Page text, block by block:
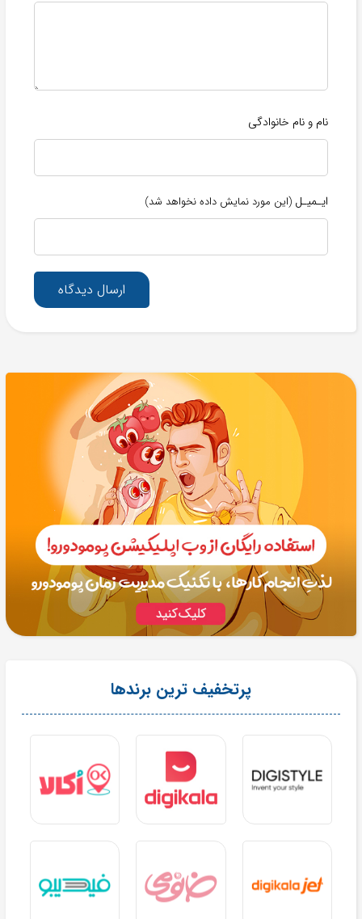
نام و نام خانوادگی
ایـمیـل (این مورد نمایش داده نخواهد شد)
ارسال دیدگاه
پرتخفیف ترین برندها